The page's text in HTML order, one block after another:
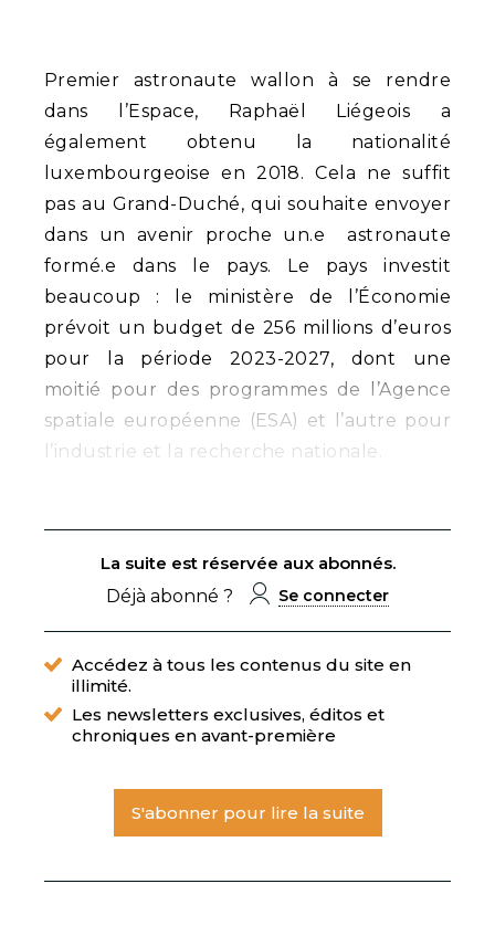
Premier astronaute wallon à se rendre
dans l’Espace, Raphaël Liégeois a
également obtenu la nationalité
luxembourgeoise en 2018. Cela ne suffit
pas au Grand-Duché, qui souhaite envoyer
dans un avenir proche un.e astronaute
formé.e dans le pays. Le pays investit
beaucoup : le ministère de l’Économie
prévoit un budget de 256 millions d’euros
pour la période 2023-2027, dont une
moitié pour des programmes de l’Agence
spatiale européenne (ESA) et l’autre pour
l’industrie et la recherche nationale.
La suite est réservée aux abonnés.
Déjà abonné ?
Se connecter
Accédez à tous les contenus du site en
illimité.
Les newsletters exclusives, éditos et
chroniques en avant-première
S'abonner pour lire la suite